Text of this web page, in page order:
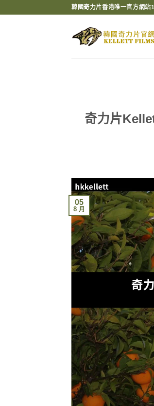
韓國奇力片香港唯一官方網站
奇力片
05
8 月